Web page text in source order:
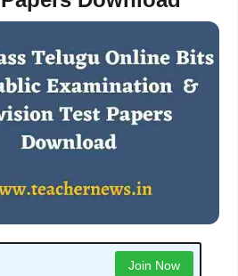
Join Now